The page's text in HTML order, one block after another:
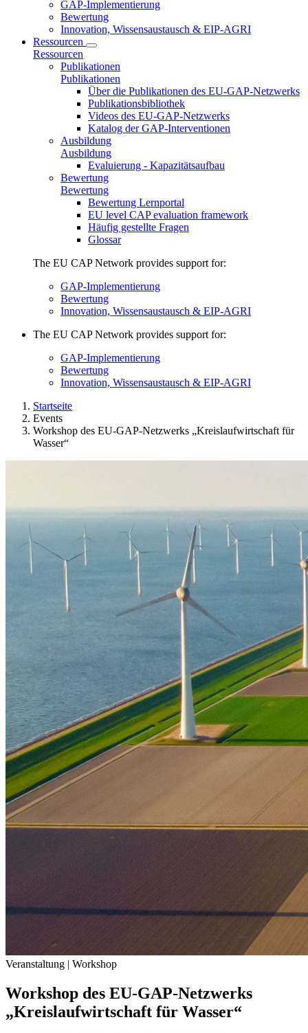
GAP-Implementierung
Bewertung
Innovation, Wissensaustausch & EIP-AGRI
Ressourcen
Ressourcen
Publikationen
Publikationen
Über die Publikationen des EU-GAP-Netzwerks
Publikationsbibliothek
Videos des EU-GAP-Netzwerks
Katalog der GAP-Interventionen
Ausbildung
Ausbildung
Evaluierung - Kapazitätsaufbau
Bewertung
Bewertung
Bewertung Lernportal
EU level CAP evaluation framework
Häufig gestellte Fragen
Glossar
The EU CAP Network provides support for:
GAP-Implementierung
Bewertung
Innovation, Wissensaustausch & EIP-AGRI
The EU CAP Network provides support for:
GAP-Implementierung
Bewertung
Innovation, Wissensaustausch & EIP-AGRI
Startseite
Events
Workshop des EU-GAP-Netzwerks „Kreislaufwirtschaft für
Wasser“
Veranstaltung | Workshop
Workshop des EU-GAP-Netzwerks
„Kreislaufwirtschaft für Wasser“